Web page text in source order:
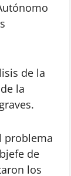
de la
la
problema
de
los